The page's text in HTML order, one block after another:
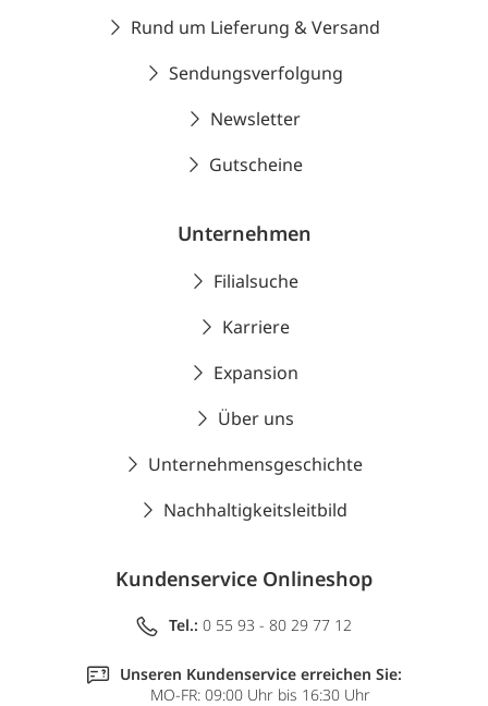
Rund um Lieferung & Versand
Sendungsverfolgung
Newsletter
Gutscheine
Unternehmen
Filialsuche
Karriere
Expansion
Über uns
Unternehmensgeschichte
Nachhaltigkeitsleitbild
Kundenservice Onlineshop
Tel.: 0 55 93 - 80 29 77 12
Unseren Kundenservice erreichen Sie:
MO-FR: 09:00 Uhr bis 16:30 Uhr